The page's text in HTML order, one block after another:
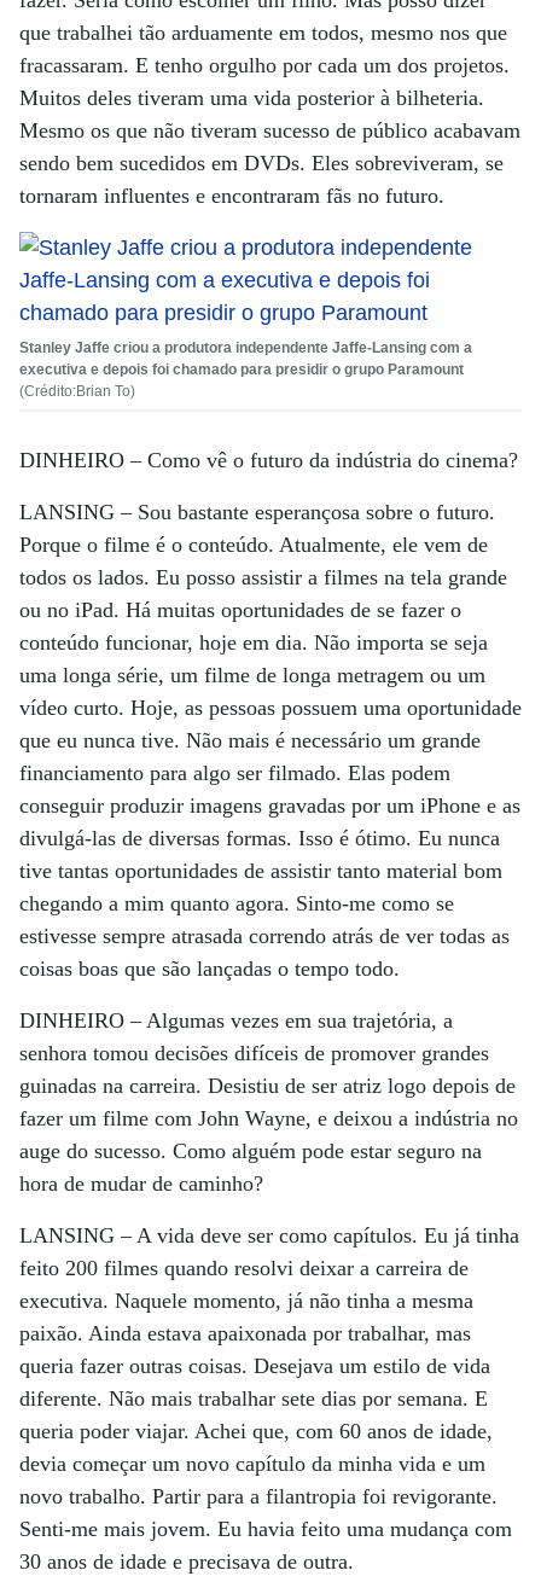
que trabalhei tão arduamente em todos, mesmo nos que
fracassaram. E tenho orgulho por cada um dos projetos.
Muitos deles tiveram uma vida posterior à bilheteria.
Mesmo os que não tiveram sucesso de público acabavam
sendo bem sucedidos em DVDs. Eles sobreviveram, se
tornaram influentes e encontraram fãs no futuro.
Stanley Jaffe criou a produtora independente Jaffe-Lansing com a
executiva e depois foi chamado para presidir o grupo Paramount
(Crédito:Brian To)
DINHEIRO –Como vê o futuro da indústria do cinema?
LANSING –Sou bastante esperançosa sobre o futuro.
Porque o filme é o conteúdo. Atualmente, ele vem de
todos os lados. Eu posso assistir a filmes na tela grande
ou no iPad. Há muitas oportunidades de se fazer o
conteúdo funcionar, hoje em dia. Não importa se seja
uma longa série, um filme de longa metragem ou um
vídeo curto. Hoje, as pessoas possuem uma oportunidade
que eu nunca tive. Não mais é necessário um grande
financiamento para algo ser filmado. Elas podem
conseguir produzir imagens gravadas por um iPhone e as
divulgá-las de diversas formas. Isso é ótimo. Eu nunca
tive tantas oportunidades de assistir tanto material bom
chegando a mim quanto agora. Sinto-me como se
estivesse sempre atrasada correndo atrás de ver todas as
coisas boas que são lançadas o tempo todo.
DINHEIRO –Algumas vezes em sua trajetória, a
senhora tomou decisões difíceis de promover grandes
guinadas na carreira. Desistiu de ser atriz logo depois de
fazer um filme com John Wayne, e deixou a indústria no
auge do sucesso. Como alguém pode estar seguro na
hora de mudar de caminho?
LANSING –A vida deve ser como capítulos. Eu já tinha
feito 200 filmes quando resolvi deixar a carreira de
executiva. Naquele momento, já não tinha a mesma
paixão. Ainda estava apaixonada por trabalhar, mas
queria fazer outras coisas. Desejava um estilo de vida
diferente. Não mais trabalhar sete dias por semana. E
queria poder viajar. Achei que, com 60 anos de idade,
devia começar um novo capítulo da minha vida e um
novo trabalho. Partir para a filantropia foi revigorante.
Senti-me mais jovem. Eu havia feito uma mudança com
30 anos de idade e precisava de outra.